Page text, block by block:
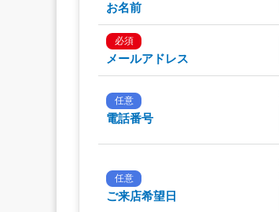
お名前
必須
メールアドレス
任意
電話番号
任意
ご来店希望日